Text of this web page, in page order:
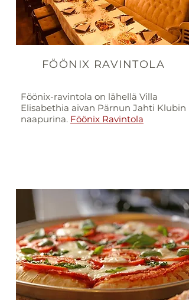
FÖÖNIX RAVINTOLA
Föönix-ravintola on lähellä Villa
Elisabethia aivan Pärnun Jahti Klubin
naapurina. Föönix Ravintola